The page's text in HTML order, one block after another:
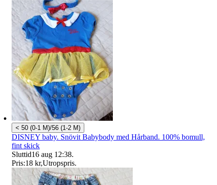
< 50 (0-1 M)/56 (1-2 M)
DISNEY baby. Snövit Babybody med Hårband. 100% bomull,
fint skick
Sluttid16 aug 12:38.
Pris:18 kr,Utropspris.